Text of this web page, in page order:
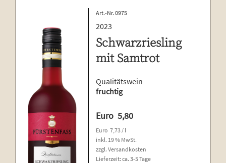
Art.-Nr. 0975
2023
Schwarzriesling
mit Samtrot
Qualitätswein
fruchtig
Euro 5,80
Euro 7,73 / l
inkl. 19 % MwSt.
zzgl.Versandkosten
Lieferzeit:ca. 3-5 Tage